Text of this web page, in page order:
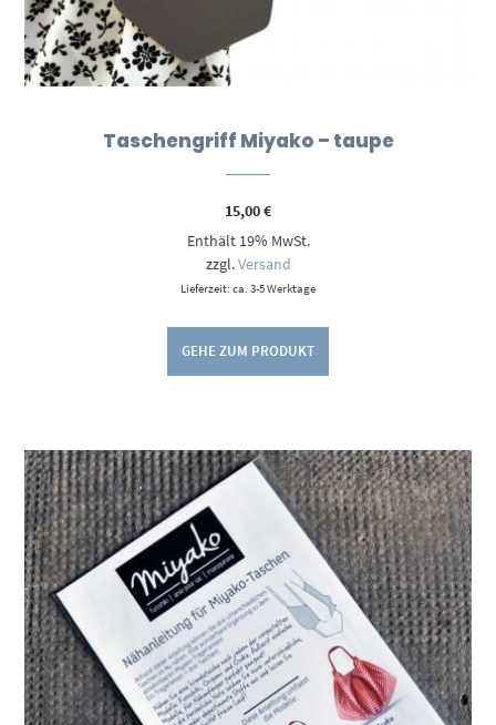
Taschengriff Miyako – taupe
15,00€
Enthält 19% MwSt.
zzgl.Versand
Lieferzeit: ca. 3-5 Werktage
GEHE ZUM PRODUKT